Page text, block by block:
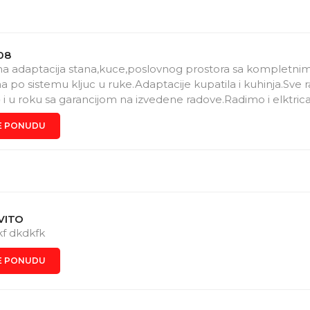
adaptacija stana,kuce,poslovnog prostora sa
po sistemu kljuc u ruke.Adaptacije kupatila i kuhinja.Sve
u roku sa garancijom na izvedene radove.Radimo i
instalacije,postavka rasvete,zamema razvodnih
kucni kvarovi na instalaciji.Javite se mozda
PONUDU
dkdkfk
PONUDU